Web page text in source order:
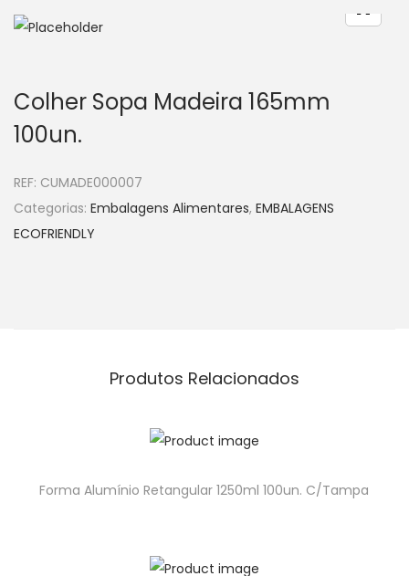
Colher Sopa Madeira 165mm
100un.
REF: CUMADE000007
Categorias: Embalagens Alimentares, EMBALAGENS
ECOFRIENDLY
Produtos Relacionados
Forma Alumínio Retangular 1250ml 100un. C/Tampa